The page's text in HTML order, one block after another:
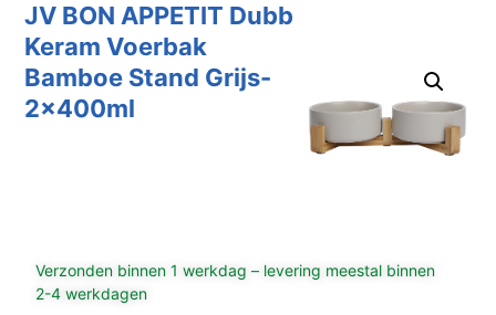
JV BON APPETIT Dubb
Keram Voerbak
Bamboe Stand Grijs-
2x400ml
Verzonden binnen 1 werkdag – levering meestal binnen
2-4 werkdagen